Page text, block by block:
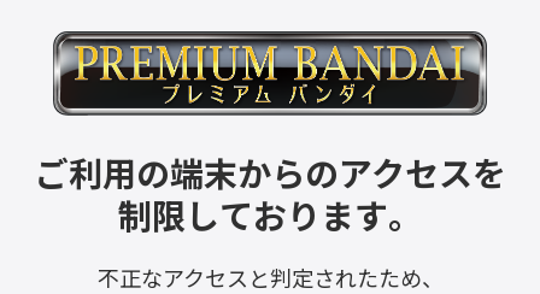
ご利用の端末からのアクセスを
制限しております。
不正なアクセスと判定されたため、